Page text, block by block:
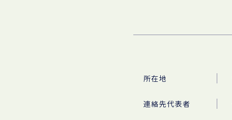
所在地
連絡先代表者